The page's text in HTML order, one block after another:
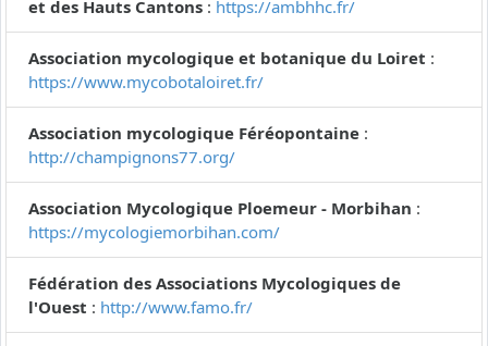
et des Hauts Cantons : https://ambhhc.fr/
Association mycologique et botanique du Loiret :
https://www.mycobotaloiret.fr/
Association mycologique Féréopontaine :
http://champignons77.org/
Association Mycologique Ploemeur - Morbihan :
https://mycologiemorbihan.com/
Fédération des Associations Mycologiques de
l'Ouest : http://www.famo.fr/